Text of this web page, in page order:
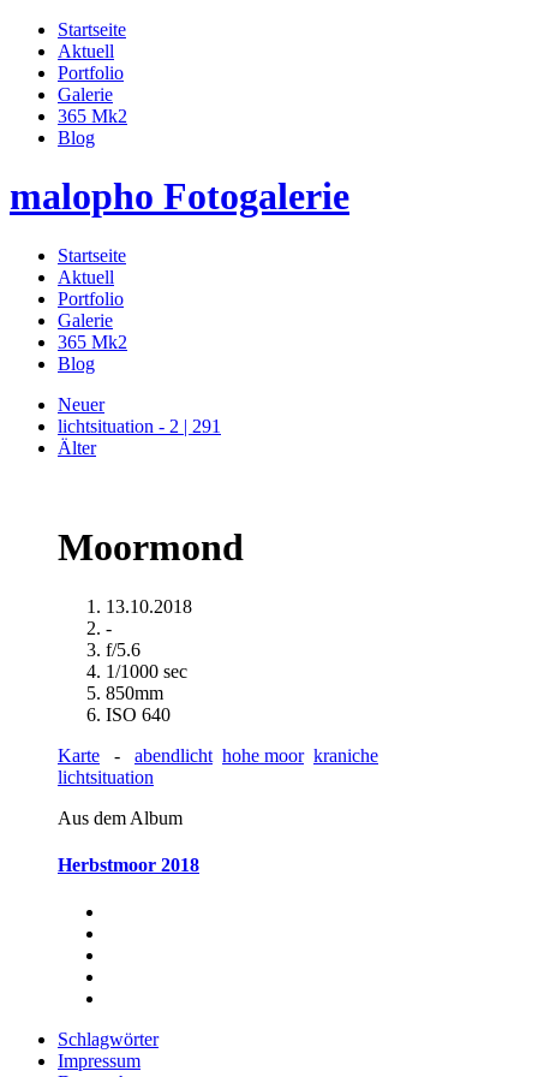
Startseite
Aktuell
Portfolio
Galerie
365 Mk2
Blog
malopho Fotogalerie
Startseite
Aktuell
Portfolio
Galerie
365 Mk2
Blog
Neuer
lichtsituation - 2 | 291
Älter
Moormond
13.10.2018
-
f/5.6
1/1000 sec
850mm
ISO 640
Karte - abendlicht hohe moor kraniche
lichtsituation
Aus dem Album
Herbstmoor 2018
Schlagwörter
Impressum